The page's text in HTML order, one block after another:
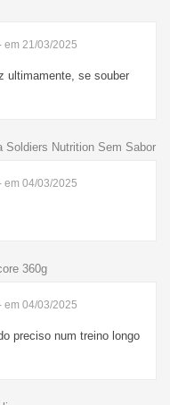
em 21/03/2025
ultimamente, se souber
Soldiers Nutrition Sem Sabor
em 04/03/2025
360g
em 04/03/2025
preciso num treino longo